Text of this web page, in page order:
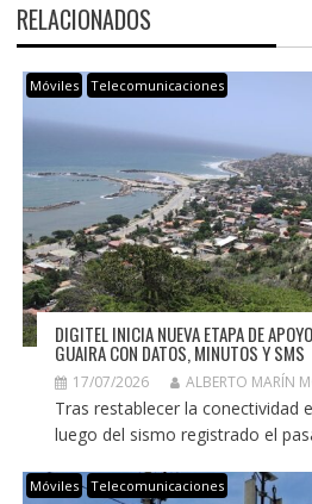
RELACIONADOS
Móviles Telecomunicaciones
DIGITEL INICIA NUEVA ETAPA DE
GUAIRA CON DATOS, MINUTOS Y SMS
17/07/2026 ALBERTO MARÍN
Tras restablecer la conectividad
luego del sismo registrado el
Móviles Telecomunicaciones